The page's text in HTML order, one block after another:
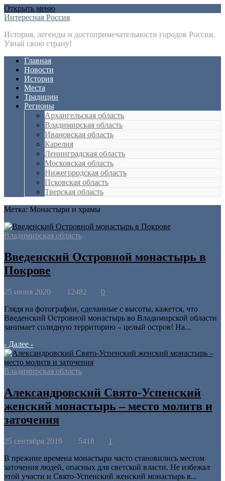
Открыть меню
Интересная Россия
История, легенды и достопримечательности городов России.
Узнай свою страну!
Главная
Новости
История
Места
Традиции
Регионы
Архангельская область
Владимирская область
Ивановская область
Карелия
Ленинградская область
Московская область
Нижегородская область
Псковская область
Тверская область
Метка: Монастыри и храмы
Владимирская область
Введенский Островной монастырь в
Покрове
25 июня 2020 12482 0
Глядя на фотографии, сделанные с высоты, кажется, что
Введенский Островной монастырь во Владимирской области
занимает солидную территорию – целый остров! На...
- Далее -
Владимирская область
Александровский Свято-Успенский
женский монастырь – место молитв и
заточения
25 сентября 2019 5418
1
В прежние времена монастыри часто становились местом
заточения людей, опасных для светской власти. Не избежал
этой участи и Свято-Успенский женский монастырь в...